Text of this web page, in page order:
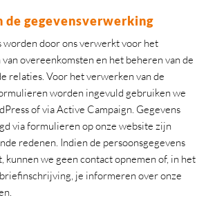
de gegevensverwerking
worden door ons verwerkt voor het
overeenkomsten en het beheren van de
relaties. Voor het verwerken van de
worden ingevuld gebruiken we
of via Active Campaign. Gegevens
via formulieren op onze website zijn
redenen. Indien de persoonsgegevens
we geen contact opnemen of, in het
je informeren over onze